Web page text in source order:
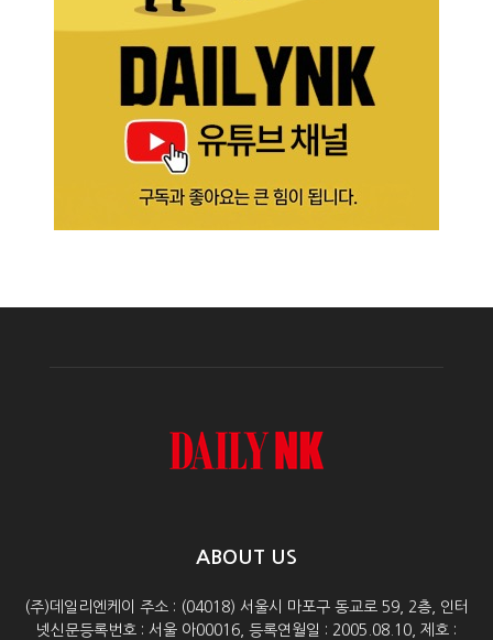
ABOUT US
(주)데일리엔케이 주소 : (04018) 서울시 마포구 동교로 59, 2층, 인터
넷신문등록번호 : 서울 아00016, 등록연월일 : 2005.08.10, 제호 :